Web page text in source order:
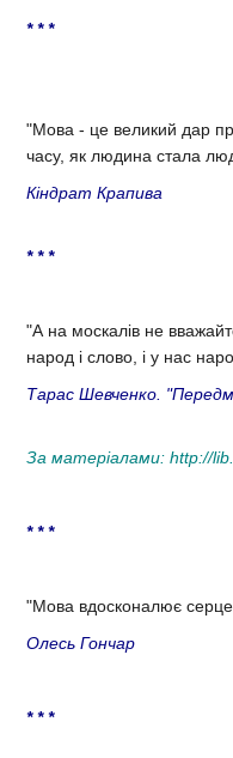
* * *
"Мова - це великий дар
часу, як людина стала
Кiндрат Крапива
* * *
"А на москалiв не
народ i слово, i у нас
Тарас Шевченко.
За матеріалами: http://
* * *
"Мова вдосконалює серце
Олесь Гончар
* * *